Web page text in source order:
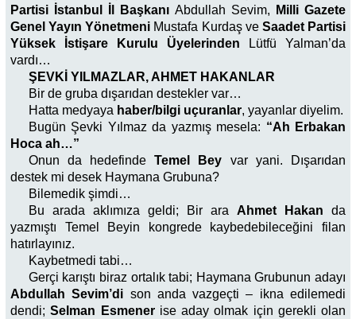
Partisi İstanbul İl Başkanı Abdullah Sevim,
Milli Gazete
Genel Yayın Yönetmeni Mustafa Kurdaş ve Saadet Partisi
Yüksek İstişare Kurulu Üyelerinden Lütfü Yalman’da
vardı…
ŞEVKİ YILMAZLAR, AHMET HAKANLAR
Bir de gruba dışarıdan destekler var…
Hatta medyaya haber/bilgi uçuranlar, yayanlar diyelim.
Bugün Şevki Yılmaz da yazmış mesela: “Ah Erbakan
Hoca ah…”
Onun da hedefindeTemel Bey var yani. Dışarıdan
destek mi desek Haymana Grubuna?
Bilemedik şimdi…
Bu arada aklımıza geldi; Bir ara Ahmet Hakanda
yazmıştı Temel Beyin kongrede kaybedebileceğini filan
hatırlayınız.
Kaybetmedi tabi…
Gerçi karıştı biraz ortalık tabi; Haymana Grubunun adayı
Abdullah Sevim’di son anda vazgeçti – ikna edilemedi
dendi;Selman Esmenerise aday olmak için gerekli olan